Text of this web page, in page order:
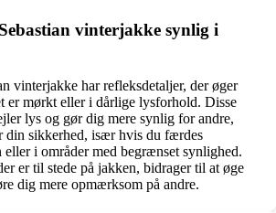
vinterjakke synlig i
vinterjakke har refleksdetaljer, der øger
er mørkt eller i dårlige lysforhold. Disse
lys og gør dig mere synlig for andre,
din sikkerhed, især hvis du færdes
eller i områder med begrænset synlighed.
er til stede på jakken, bidrager til at øge
dig mere opmærksom på andre.